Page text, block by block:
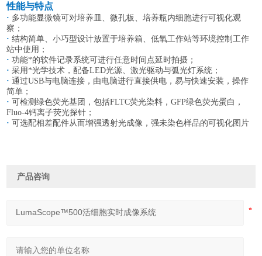
性能与特点
· 多功能显微镜可对培养皿、微孔板、培养瓶内细胞进行可视化观
察；
·结构简单、小巧型设计放置于培养箱、低氧工作站等环境控制工作
站中使用；
·功能*的软件记录系统可进行任意时间点延时拍摄；
·采用*光学技术，配备LED光源、激光驱动与弧光灯系统；
·通过USB与电脑连接，由电脑进行直接供电，易与快速安装，操作
简单；
·可检测绿色荧光基团，包括FLTC荧光染料，GFP绿色荧光蛋白，
Fluo-4钙离子荧光探针；
·可选配相差配件从而增强透射光成像，强未染色样品的可视化图片
产品咨询